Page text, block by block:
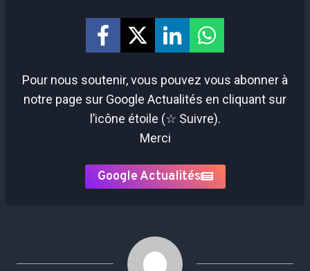
Pour nous soutenir, vous pouvez vous abonner à
notre page sur Google Actualités en cliquant sur
l’icône étoile (☆ Suivre).
Merci
Google Actualités